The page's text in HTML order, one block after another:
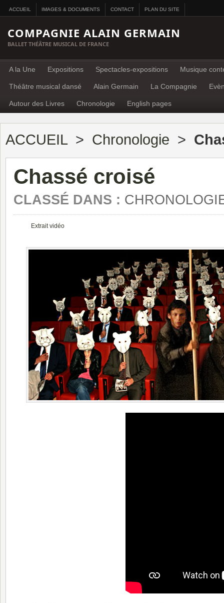
ACCUEIL IMAGES & DOCUMENTS CONTACT PLAN DU SITE
COMPAGNIE ALAIN GERMAIN
BALLET THÉÂTRE MUSICAL DE FRANCE
A la Une Expositions Spectacles-expositions Musique
Théâtre musical dansé Alain Germain La Compagnie
Autour des Livres Chronologie English pages
ACCUEIL> Chronologie >
Chassé croisé
CLASSÉ DANS :
Extrait vidéo